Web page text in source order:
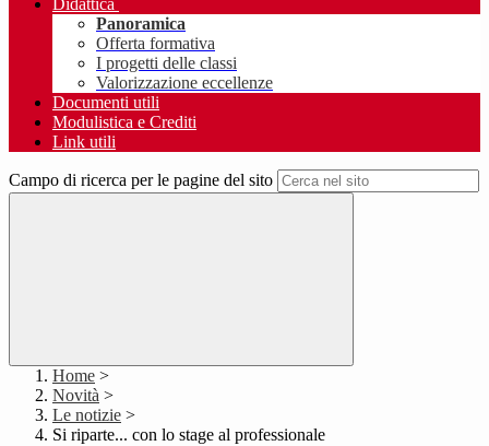
Didattica
Panoramica
Offerta formativa
I progetti delle classi
Valorizzazione eccellenze
Documenti utili
Modulistica e Crediti
Link utili
Campo di ricerca per le pagine del sito
Home >
Novità >
Le notizie >
Si riparte... con lo stage al professionale